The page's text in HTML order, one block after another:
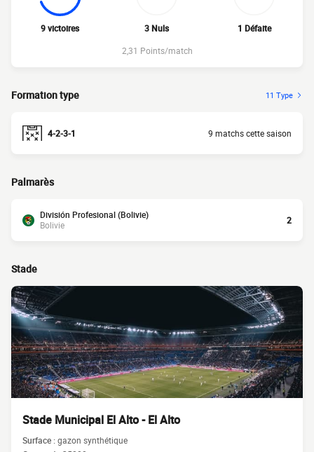
9 victoires 3 Nuls
1 Défaite
2,31 Points/match
Formation type 11 Type
4-2-3-1 9 matchs cette saison
Palmarès
División Profesional (Bolivie)
Bolivie
2
Stade
Stade Municipal El Alto - El Alto
Surface :gazon synthétique